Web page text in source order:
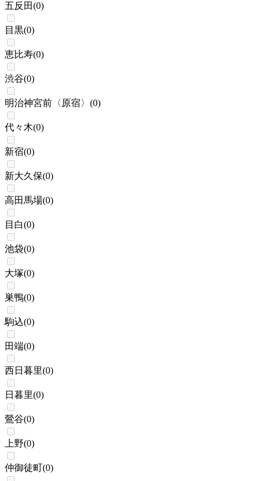
五反田(0)
目黒(0)
恵比寿(0)
渋谷(0)
明治神宮前〈原宿〉 (0)
代々木(0)
新宿(0)
新大久保(0)
高田馬場(0)
目白(0)
池袋(0)
大塚(0)
巣鴨(0)
駒込(0)
田端(0)
西日暮里(0)
日暮里(0)
鶯谷(0)
上野(0)
仲御徒町(0)